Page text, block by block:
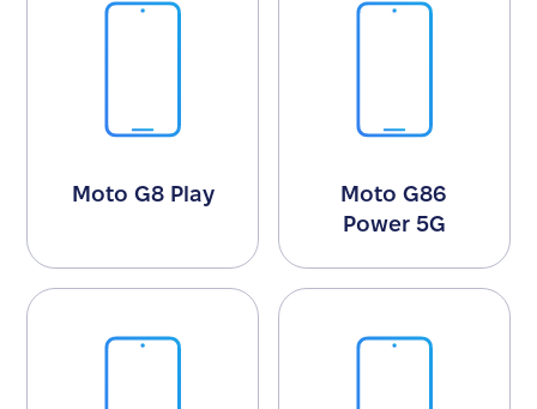
Moto G8 Play
Moto G86
Power 5G